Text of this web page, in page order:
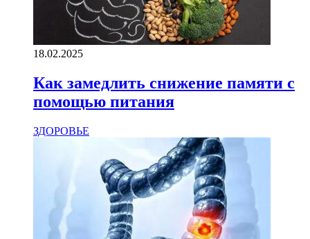
18.02.2025
Как замедлить снижение памяти с
помощью питания
ЗДОРОВЬЕ